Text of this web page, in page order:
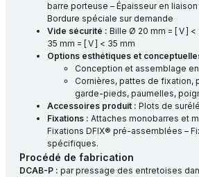
barre porteuse – Épaisseur en
Bordure spéciale sur demande
Vide sécurité : Bille Ø 20 mm = [ V ]
35 mm = [ V ] < 35 mm
Options esthétiques et
Conception et assemblage
Cornières, pattes de fixation,
garde-pieds, paumelles,
Accessoires produit : Plots de
Fixations : Attaches monobarres et
Fixations DFIX® pré-assemblées –
spécifiques.
Procédé de fabrication
DCAB-P : par pressage des entretoises